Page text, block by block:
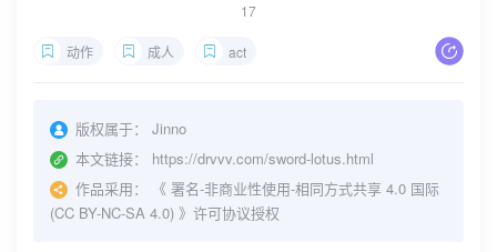
17
动作 成人 act
版权属于：
Jinno
本文链接：
https://drvvv.com/sword-lotus.html
作品采用：
《 署名-非商业性使用-相同方式共享 4.0 国际
(CC BY-NC-SA 4.0) 》许可协议授权